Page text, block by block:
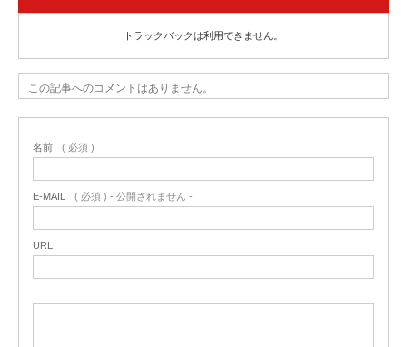
トラックバックは利用できません。
この記事へのコメントはありません。
名前 ( 必須 )
E-MAIL ( 必須 ) - 公開されません -
URL